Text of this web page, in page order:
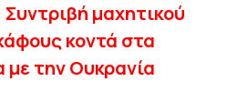
μαχητικού
κοντά στα
με την Ουκρανία